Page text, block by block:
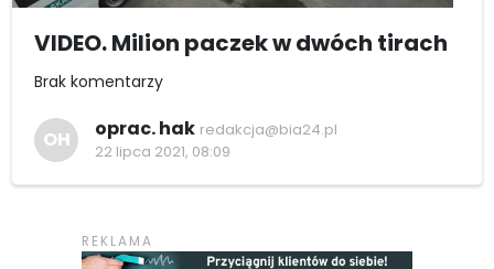
VIDEO. Milion paczek w dwóch tirach
Brak komentarzy
OH oprac. hak redakcja@bia24.pl
22 lipca 2021, 08:09